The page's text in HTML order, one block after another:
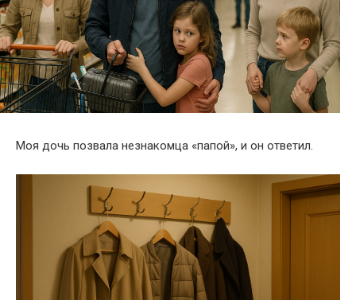
Моя дочь позвала незнакомца «папой», и он ответил.